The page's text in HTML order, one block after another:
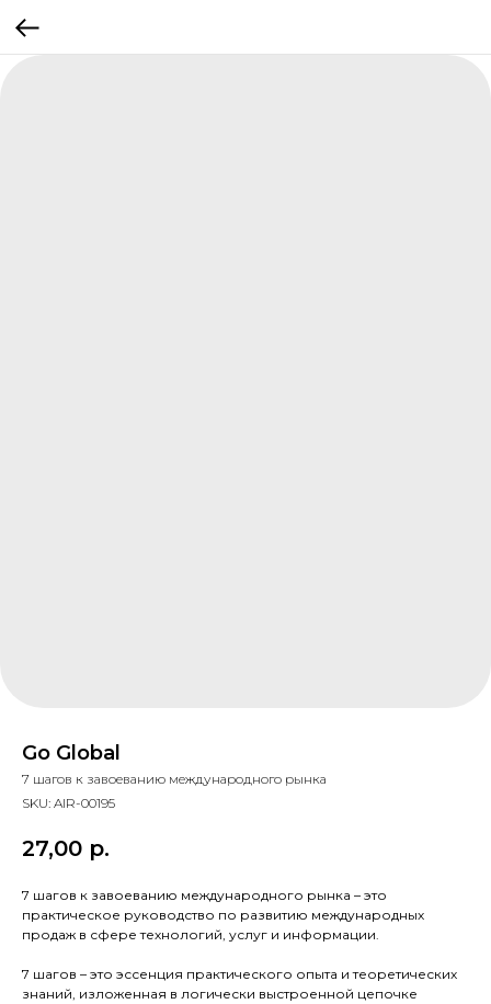
Go Global
7 шагов к завоеванию международного рынка
SKU: AIR-00195
27,00 р.
7 шагов к завоеванию международного рынка – это
практическое руководство по развитию международных
продаж в сфере технологий, услуг и информации.
7 шагов – это эссенция практического опыта и теоретических
знаний, изложенная в логически выстроенной цепочке